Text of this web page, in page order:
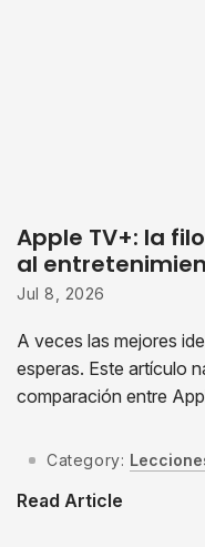
Apple TV+: la
al
Jul 8, 2026
A veces las mejores
esperas. Este artículo
comparación entre
Category:
Read Article